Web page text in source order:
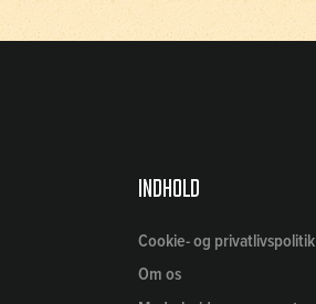
Indhold
Cookie- og privatlivspolitik
Om os